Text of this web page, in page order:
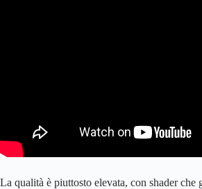
La qualità è piuttosto elevata, con shader